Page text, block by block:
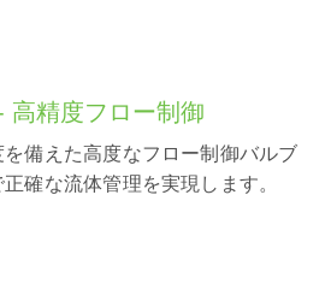
高精度フロー制御
備えた高度なフロー制御バルブ
確な流体管理を実現します。